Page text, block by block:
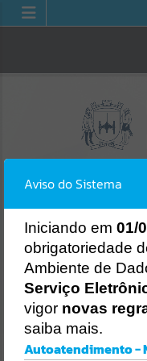
LICITAÇÕES
Aviso do Sistema
Iniciando em 01/
obrigatoriedade
Ambiente de
Serviço
vigor novas
saiba mais.
Autoatendimento -
Erro
Gerenciamento do
Ocorreu um erro de script: